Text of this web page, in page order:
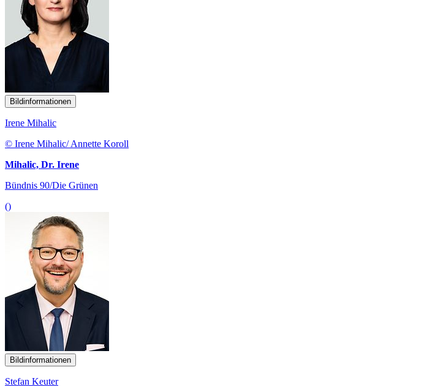
Bildinformationen
Irene Mihalic
© Irene Mihalic/ Annette Koroll
Mihalic, Dr. Irene
Bündnis 90/Die Grünen
()
Bildinformationen
Stefan Keuter